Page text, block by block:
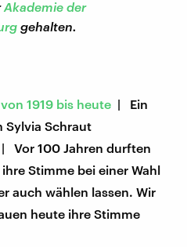
Akademie der
gehalten.
1919 bis heute | Ein
Sylvia Schraut
| Vor 100 Jahren durften
Stimme bei einer Wahl
auch wählen lassen. Wir
heute ihre Stimme